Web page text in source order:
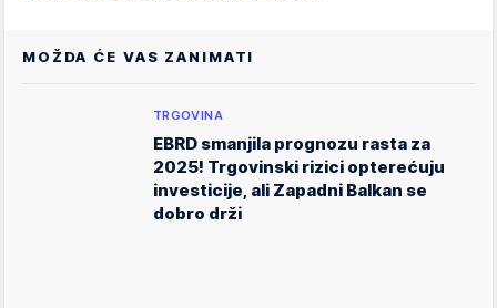
MOŽDA ĆE VAS ZANIMATI
TRGOVINA
EBRD smanjila prognozu rasta za
2025! Trgovinski rizici opterećuju
investicije, ali Zapadni Balkan se
dobro drži